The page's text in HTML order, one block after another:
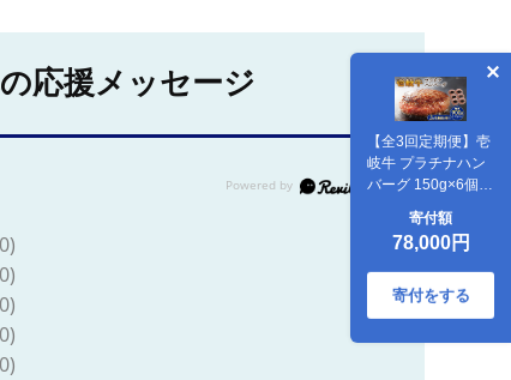
【全3回定期便】壱
岐牛 プラチナハン
バーグ 150g×6個≪
壱岐市≫【壱岐牧
場】[JBV020] ハン
バーグ 牛 牛肉 和牛
小分け ギフト 贈答
プレゼント 78000
78000円 冷凍配送
寄付額
78,000円
寄付をする
応援メッセージ